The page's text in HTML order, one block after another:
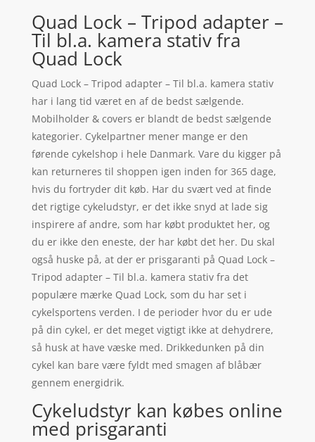
Quad Lock – Tripod adapter –
Til bl.a. kamera stativ fra
Quad Lock
Quad Lock – Tripod adapter – Til bl.a. kamera stativ
har i lang tid været en af de bedst sælgende.
Mobilholder & covers er blandt de bedst sælgende
kategorier. Cykelpartner mener mange er den
førende cykelshop i hele Danmark. Vare du kigger på
kan returneres til shoppen igen inden for 365 dage,
hvis du fortryder dit køb. Har du svært ved at finde
det rigtige cykeludstyr, er det ikke snyd at lade sig
inspirere af andre, som har købt produktet her, og
du er ikke den eneste, der har købt det her. Du skal
også huske på, at der er prisgaranti på Quad Lock –
Tripod adapter – Til bl.a. kamera stativ fra det
populære mærke Quad Lock, som du har set i
cykelsportens verden. I de perioder hvor du er ude
på din cykel, er det meget vigtigt ikke at dehydrere,
så husk at have væske med. Drikkedunken på din
cykel kan bare være fyldt med smagen af blåbær
gennem energidrik.
Cykeludstyr kan købes online
med prisgaranti